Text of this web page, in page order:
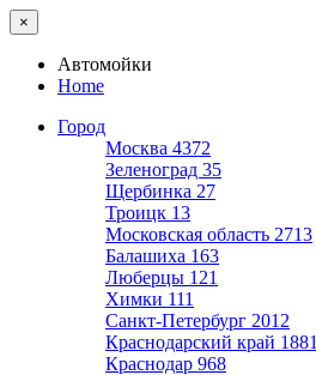
×
Автомойки
Home
Город
Москва 4372
Зеленоград 35
Щербинка 27
Троицк 13
Московская область 2713
Балашиха 163
Люберцы 121
Химки 111
Санкт-Петербург 2012
Краснодарский край 1881
Краснодар 968